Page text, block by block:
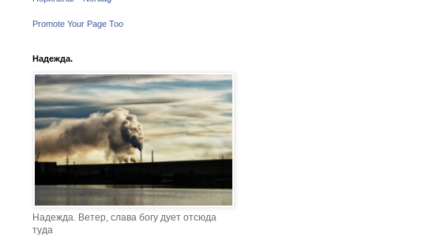
Promote Your Page Too
Надежда.
Надежда. Ветер, слава богу дует отсюда
туда